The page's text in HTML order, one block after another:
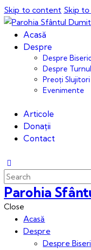
Skip to content Skip
Acasă
Despre
Despre
Despre
Preoți Slujitori
Evenimente
Articole
Donații
Contact
Parohia
Close
Acasă
Despre
Despre